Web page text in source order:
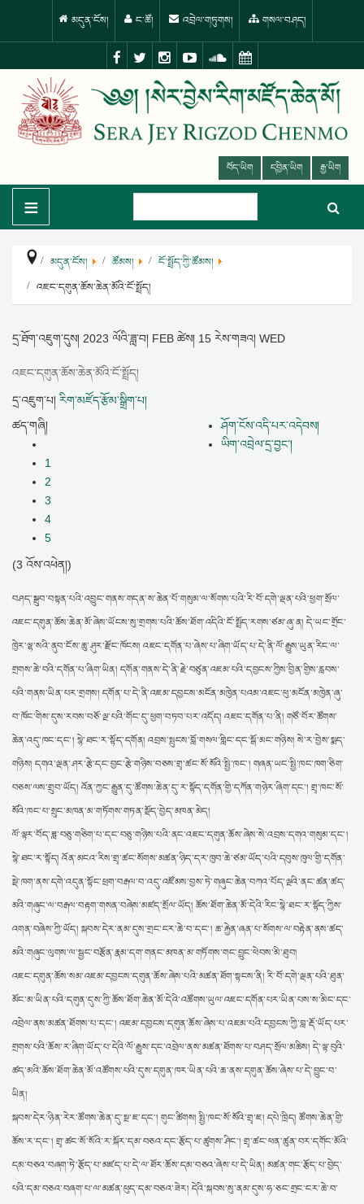
མདུན་ངོས། ང་ཚོ། འབྲེལ་གཏུགས། གསལ་བཤད།
བོད་ཡིག དབྱིན་ཡིག རྒྱ་ཡིག
≡
མདུན་ངོས། ཚོམས།
ངོ་སྤྲོད་ཀྱི་ཚོམས།
འཇང་དགུན་ཆོས་ཆེན་མོའི་ངོ་སྤྲོད།
དྲ་ཐོག་འཇུག་དུས། 2023 ལོའི་ཟླ་བ། FEB ཚེས། 15 རེས་གཟའ། WED
འཇང་དགུན་ཆོས་ཆེན་མོའི་ངོ་སྤྲོད།
དྲ་འཇུག་པ། རིག་མཛོད་རྩོམ་སྒྲིག་པ།
ཤོག་ངོས་འདི་པར་འདེབས།
ཡིག་འབྲེལ་དྲ་བྱང་།
ཚད་གཞི།
1
2
3
4
5
(3 འོས་འཕེན།)
བཤད་སྒྲུབ་བསྟན་པའི་འབྱུང་གནས་གདན་ས་ཆེན་པོ་གསུམ་ལ་སོགས་པའི་རི་བོ་དགེ་ལྡན་པའི་ཕྱག་སྲོལ་
འཇང་དགུན་ཆོས་ཆེན་མོ་ཞེས་ཡོངས་སུ་གྲགས་པའི་ཆོས་ཐོག་འདིའི་ངོ་སྤྲོད་རགས་ཙམ་ཞུ་ན། དེ་ཡང་གྲོང་
ཁྱེར་ལྷ་སའི་ནུབ་ངོས་ཆུ་ཤུར་རྫོང་ཁོངས། འཇང་དགོན་པ་ཞེས་པ་ཞིག་ཡོད་པ་དེ་ནི་ལོ་རྒྱུས་ཡུན་རིང་ལ་
གྲགས་ཆེ་བའི་དགོན་པ་ཞིག་ཡིན། དགོན་གནས་དེ་ནི་རྗེ་བཙུན་འཇམ་པའི་དབྱངས་ཀྱིས་བྱིན་གྱིས་རླབས་
པའི་གནས་ཡིན་པར་གྲགས། དགོན་པ་དེ་ནི་འཇམ་དབྱངས་མངོན་མཁྱེན་པའམ་འཇང་ཕུ་མངོན་མཁྱེན་ཞུ་
བ་ཁོང་གིས་དུས་རབས་བཅོ་ལྔ་པའི་གོང་དུ་ཕྱག་བཏབ་པར་འདོད། འཇང་དགོན་པ་ནི། གཙོ་བོར་ཚོགས་
ཆེན་འདུ་ཁང་དང་། སྙེ་ཐང་ར་སྟོད་དགོན། འབྲས་སྤུངས་བློ་གསལ་གླིང་དང་སྒོ་མང་གཉིས། སེ་ར་བྱེས་སྨད་
གཉིས། དགའ་ལྡན་ཤར་རྩེ་དང་བྱང་རྩེ་གཉིས་བཅས་གྲྭ་ཚང་སོ་སོའི་སྤྱི་ཁང་། གཞན་ཡང་སྤྱི་ཁང་ཁག་ཅིག་
བཅས་ལས་གྲུབ་ཡོད། འོན་ཀྱང་རྒྱུན་དུ་ཚོགས་ཆེན་དུ་ར་སྟོད་དགོན་གྱི་དཀོན་གཉེར་ཞིག་དང་། གྲྭ་ཁང་སོ་
སོའི་ཁང་པ་སྲུང་མཁན་མ་གཏོགས་གཏན་སྡོད་བྱེད་མཁན་མེད།
ལོ་ལྟར་བོད་ཟླ་བཅུ་གཅིག་པ་དང་བཅུ་གཉིས་པའི་ནང་འཇང་དགུན་ཆོས་ཞེས་སེ་འབྲས་དགའ་གསུམ་དང་།
སྙེ་ཐང་ར་སྟོད། འོན་མངའ་རིས་གྲྭ་ཚང་སོགས་མཚན་ཉིད་དར་ཁྱབ་ཆེ་ཙམ་ཡོད་པའི་དབུས་ཁུལ་གྱི་དགོན་
སྡེ་ཁག་ནས་དགེ་འདུན་སྟོང་ཕྲག་བརྒལ་བ་འདུ་འཛོམས་བྱས་ཏེ་གཞུང་ཆེན་བཀའ་པོད་ལྔའི་ནང་ཚན་ཚད་
མའི་གཞུང་ལ་བརྒལ་བརྟག་གསན་བཞེས་མཛད་སྲོལ་ཡོད། ཆོས་ཐོག་ཆེན་མོ་དེའི་རིང་སྙེ་ཐང་ར་སྟོད་ཀྱིས་
འགན་བཞེས་ཀྱི་ཡོད། སྐབས་དེར་ནམ་དུས་གྲང་ངར་ཆེ་བ་དང་། ཆ་རྐྱེན་ཞན་པ་སོགས་ལ་བརྟེན་ནས་ཚད་
མའི་གཞུང་ལུགས་ལ་སྦྱང་བརྩོན་རྣམ་དག་གནང་མཁན་མ་གཏོགས་གང་བྱུང་ཕེབས་མི་ཐུབ།
འཇང་དགུན་ཆོས་སམ་འཇམ་དབྱངས་དགུན་ཆོས་ཞེས་པའི་མཚན་ཐོག་སྟངས་ནི། རི་བོ་དགེ་ལྡན་པའི་ཐུན་
མོང་མ་ཡིན་པའི་དགུན་དུས་ཀྱི་ཆོས་ཐོག་ཆེན་མོ་དེའི་འཚོགས་ཡུལ་འཇང་དགོན་པར་ཡིན་པས་ས་མིང་དང་
འབྲེལ་ནས་མཚན་ཐོགས་པ་དང་། འཇམ་དབྱངས་དགུན་ཆོས་ཞེས་པ་འཇམ་པའི་དབྱངས་ཀྱི་བླ་རྡོ་ཡོད་པར་
གྲགས་པའི་ཆོས་ར་ཞིག་ཡོད་པ་དེའི་ལོ་རྒྱུས་དང་འབྲེལ་ནས་མཚན་ཐོགས་པ་བཤད་སྲོལ་མཆིས། དེ་ལྟ་བུའི་
ཚད་མའི་ཆོས་ཐོག་ཆེན་མོ་འཚོགས་པའི་དུས་དགུན་ཁར་ཡིན་པའི་ཆ་ནས་དགུན་ཆོས་ཞེས་པ་དེ་བྱུང་བ་
ཡིན།
སྐབས་དེར་ཉིན་རེར་ཚོགས་ཆེན་དུ་སྔ་ཇ་དང་། གུང་ཚིགས། སྤྱི་ཁང་སོ་སོའི་གྲྭ་ཇ། དཔེ་ཁྲིད། ཚོགས་ཆེན་གྱི་
ཆོས་ར་དང་། གྲྭ་ཚང་སོ་སོའི་ར་སྐོར་དམ་བཅའ་དང་རྩོད་པ་ཚུགས་ཤིང་། གྲྭ་ཚང་ཕན་ཚུན་བར་དགོང་མོའི་
དམ་བཅའ་བཞག་ཏེ་རྩོད་པ་མཛད་པ་དེ་ལ་ཐོར་ཆོས་དམ་བཅའ་ཞེས་པ་དེ་ཡིན། མཚན་གང་རྩོད་པ་བྱེད་
པའི་དམ་བཅའ་བཞག་པ་ལ་མཚན་ཕུད་དམ་བཅའ་ཟེར། དེའི་སྐབས་སུ་ནམ་དུས་ཧ་ཅང་གྲང་ངར་ཆེ་བ་